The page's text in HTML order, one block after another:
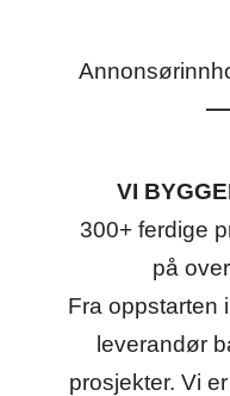
VI
300+ ferdige
på
Fra oppstarten
leverandør
prosjekter. Vi